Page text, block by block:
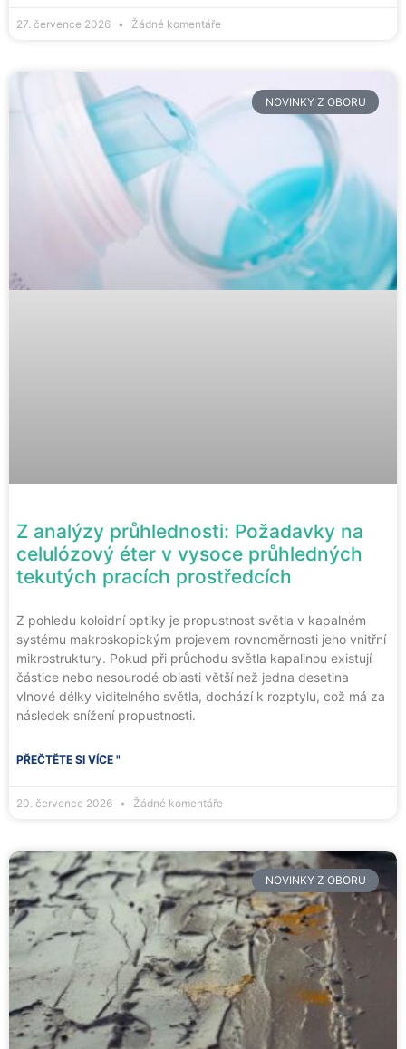
27. července 2026 Žádné komentáře
NOVINKY Z OBORU
Z analýzy průhlednosti: Požadavky na
celulózový éter v vysoce průhledných
tekutých pracích prostředcích
Z pohledu koloidní optiky je propustnost světla v kapalném
systému makroskopickým projevem rovnoměrnosti jeho vnitřní
mikrostruktury. Pokud při průchodu světla kapalinou existují
částice nebo nesourodé oblasti větší než jedna desetina
vlnové délky viditelného světla, dochází k rozptylu, což má za
následek snížení propustnosti.
PŘEČTĚTE SI VÍCE "
20. července 2026 Žádné komentáře
NOVINKY Z OBORU